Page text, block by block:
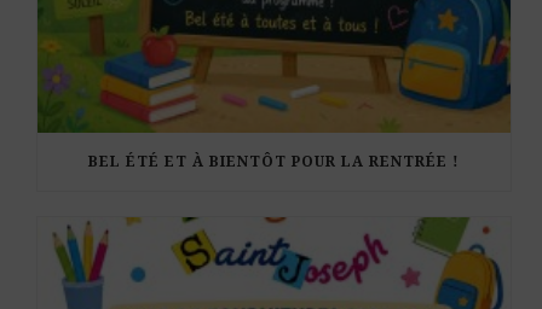
BEL ÉTÉ ET À BIENTÔT POUR LA RENTRÉE !